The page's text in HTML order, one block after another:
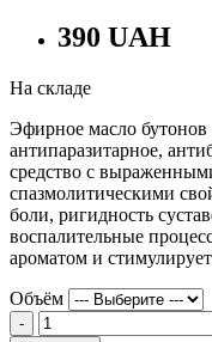
390 UAH
На складе
Эфирное масло
антипаразитарное,
средство с
спазмолитическими
боли, ригидность
воспалительные
ароматом и
Объём
-